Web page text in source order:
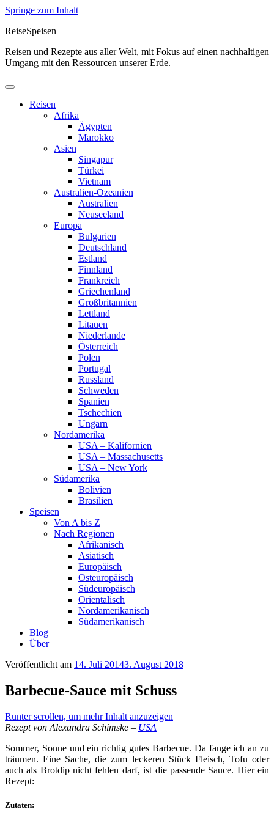
Springe zum Inhalt
ReiseSpeisen
Reisen und Rezepte aus aller Welt, mit Fokus auf einen nachhaltigen
Umgang mit den Ressourcen unserer Erde.
Reisen
Afrika
Ägypten
Marokko
Asien
Singapur
Türkei
Vietnam
Australien-Ozeanien
Australien
Neuseeland
Europa
Bulgarien
Deutschland
Estland
Finnland
Frankreich
Griechenland
Großbritannien
Lettland
Litauen
Niederlande
Österreich
Polen
Portugal
Russland
Schweden
Spanien
Tschechien
Ungarn
Nordamerika
USA – Kalifornien
USA – Massachusetts
USA – New York
Südamerika
Bolivien
Brasilien
Speisen
Von A bis Z
Nach Regionen
Afrikanisch
Asiatisch
Europäisch
Osteuropäisch
Südeuropäisch
Orientalisch
Nordamerikanisch
Südamerikanisch
Blog
Über
Veröffentlicht am 14. Juli 20143. August 2018
Barbecue-Sauce mit Schuss
Runter scrollen, um mehr Inhalt anzuzeigen
Rezept von Alexandra Schimske – USA
Sommer, Sonne und ein richtig gutes Barbecue. Da fange ich an zu
träumen. Eine Sache, die zum leckeren Stück Fleisch, Tofu oder
auch als Brotdip nicht fehlen darf, ist die passende Sauce. Hier ein
Rezept:
Zutaten: